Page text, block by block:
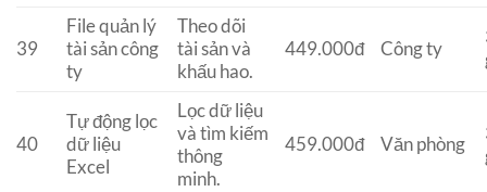
39
File quản lý
tài sản công
ty
Theo dõi
tài sản và
khấu hao.
449.000đ Công ty
40
Tự động lọc
dữ liệu
Excel
Lọc dữ liệu
và tìm kiếm
thông
minh.
459.000đ Văn phòng